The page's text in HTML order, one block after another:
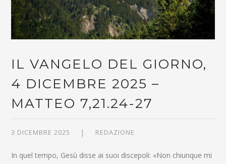
IL VANGELO DEL GIORNO,
4 DICEMBRE 2025 –
MATTEO 7,21.24-27
3 DICEMBRE 2025 REDAZIONE
In quel tempo, Gesù disse ai suoi discepoli: «Non chiunque mi